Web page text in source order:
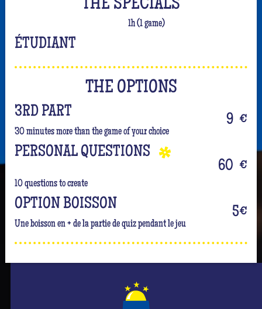
THE SPECIALS
1h (1 game)
ÉTUDIANT
THE OPTIONS
3RD PART
30 minutes more than the game of your choice
9 €
PERSONAL QUESTIONS
10 questions to create
60 €
OPTION BOISSON
Une boisson en + de la partie de quiz pendant le jeu
5€